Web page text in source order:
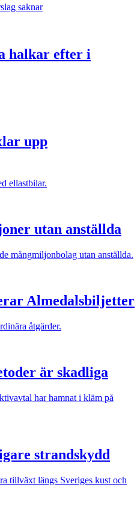
saknar
halkar efter i
upp
ellastbilar.
utan anställda
mångmiljonbolag utan anställda.
Almedalsbiljetter
åtgärder.
är skadliga
har hamnat i kläm på
strandskydd
tillväxt längs Sveriges kust och